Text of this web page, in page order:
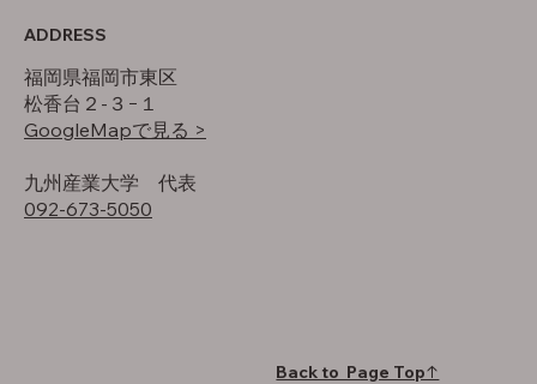
ADDRESS
福岡県福岡市東区
松香台２-３−１
GoogleMapで見る >
​九州産業大学 代表
092-673-5050
Back to Page Top↑